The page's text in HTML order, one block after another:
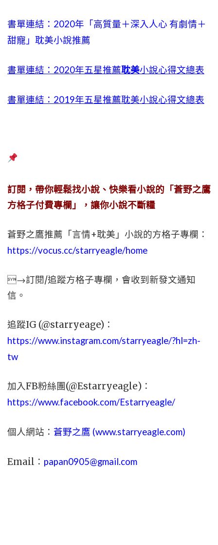
書單連結：2020年「高質量＋深入人心 有劇情＋
甜寵」耽美小說推薦
書單連結：2020年五星推薦耽美小說心得文總表
書單連結：2019年五星推薦耽美小說心得文總表
訂閱，帶你輕鬆找小說、快樂看小說的「蒼野之鷹
方格子付費專欄」，讓你小說不斷糧
蒼野之鷹推薦「言情+耽美」小說的方格子專欄：
https://vocus.cc/starryeagle/home
→訂閱/追蹤方格子專欄，會收到新發文通知
信。
追蹤IG (@starryeage)：
https://www.instagram.com/starryeagle/?hl=zh-
tw
加入FB粉絲團(@Estarryeagle)：
https://www.facebook.com/Estarryeagle/
個人網站： 蒼野之鷹 (www.starryeagle.com)
Email： papan0905@gmail.com